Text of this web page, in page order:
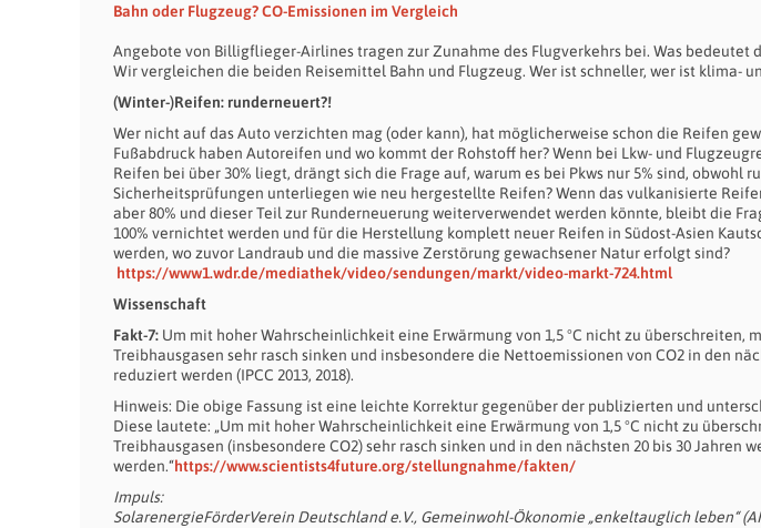
Bahn oder Flugzeug? CO-Emissionen im Vergleich
Angebote von Billigflieger-Airlines tragen zur Zunahme des Flugverkehrs bei. Was bedeutet
Wir vergleichen die beiden Reisemittel Bahn und Flugzeug. Wer ist schneller, wer ist klima-
(Winter-)Reifen: runderneuert?!
Wer nicht auf das Auto verzichten mag (oder kann), hat möglicherweise schon die Reifen
Fußabdruck haben Autoreifen und wo kommt der Rohstoff her? Wenn bei Lkw- und
Reifen bei über 30% liegt, drängt sich die Frage auf, warum es bei Pkws nur 5% sind, obwohl
Sicherheitsprüfungen unterliegen wie neu hergestellte Reifen? Wenn das vulkanisierte
aber 80% und dieser Teil zur Runderneuerung weiterverwendet werden könnte, bleibt die
100% vernichtet werden und für die Herstellung komplett neuer Reifen in Südost-Asien
werden, wo zuvor Landraub und die massive Zerstörung gewachsener Natur erfolgt sind?
https://www1.wdr.de/mediathek/video/sendungen/markt/video-markt-724.html
Wissenschaft
Fakt-7: Um mit hoher Wahrscheinlichkeit eine Erwärmung von 1,5 °C nicht zu überschreiten,
Treibhausgasen sehr rasch sinken und insbesondere die Nettoemissionen von CO2 in den
reduziert werden (IPCC 2013, 2018).
Hinweis: Die obige Fassung ist eine leichte Korrektur gegenüber der publizierten und
Diese lautete: „Um mit hoher Wahrscheinlichkeit eine Erwärmung von 1,5 °C nicht zu
Treibhausgasen (insbesondere CO2) sehr rasch sinken und in den nächsten 20 bis 30 Jahren
werden.“https://www.scientists4future.org/stellungnahme/fakten/
Impuls:
SolarenergieFörderVerein Deutschland e.V., Gemeinwohl-Ökonomie „enkeltauglich leben“